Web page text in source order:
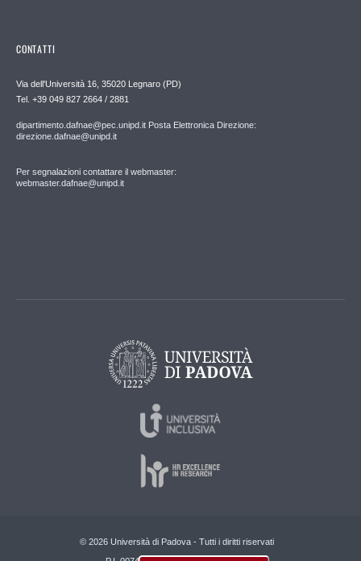
CONTATTI
Via dell'Università 16, 35020 Legnaro (PD)
Tel. +39 049 827 2664 / 2881
dipartimento.dafnae@pec.unipd.it Posta Elettronica Direzione:
direzione.dafnae@unipd.it
Per segnalazioni contattare il webmaster:
webmaster.dafnae@unipd.it
© 2026 Università di Padova - Tutti i diritti riservati